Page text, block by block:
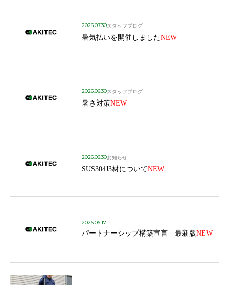
2026.07.30スタッフブログ
暑気払いを開催しましたNEW
2026.06.30スタッフブログ
暑さ対策NEW
2026.06.30お知らせ
SUS304J3材についてNEW
2026.06.17
パートナーシップ構築宣言 最新版NEW